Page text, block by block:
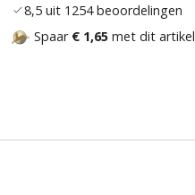
8,5 uit 1254 beoordelingen
Spaar € 1,65 met dit artikel